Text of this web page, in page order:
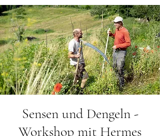
Sensen und Dengeln -
Workshop mit Hermes